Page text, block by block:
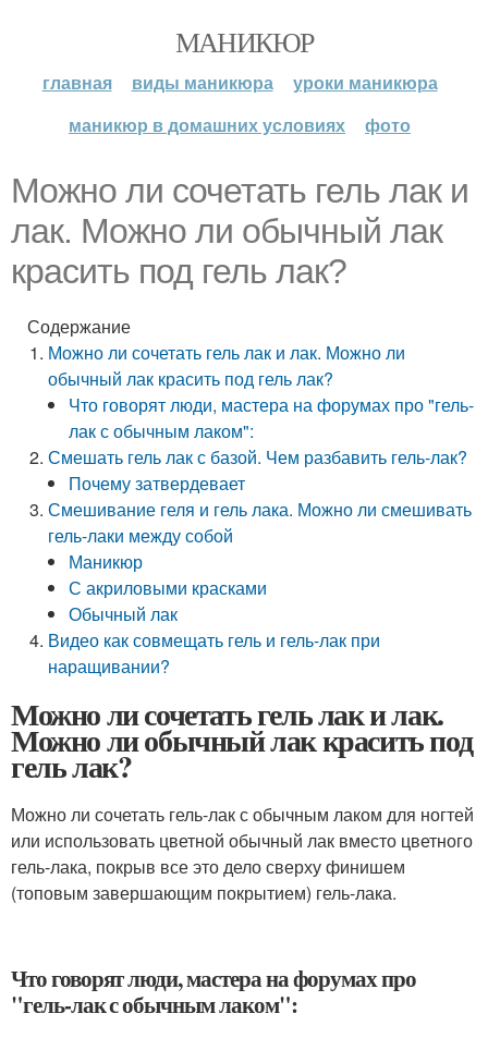
МАНИКЮР
главная виды маникюра
уроки маникюра
маникюр в домашних условиях
фото
Можно ли сочетать гель лак и
лак. Можно ли обычный лак
красить под гель лак?
Содержание
Можно ли сочетать гель лак и лак. Можно ли
обычный лак красить под гель лак?
Что говорят люди, мастера на форумах про "гель-
лак с обычным лаком":
Смешать гель лак с базой. Чем разбавить гель-лак?
Почему затвердевает
Смешивание геля и гель лака. Можно ли смешивать
гель-лаки между собой
Маникюр
С акриловыми красками
Обычный лак
Видео как совмещать гель и гель-лак при
наращивании?
Можно ли сочетать гель лак и лак.
Можно ли обычный лак красить под
гель лак?
Можно ли сочетать гель-лак с обычным лаком для ногтей
или использовать цветной обычный лак вместо цветного
гель-лака, покрыв все это дело сверху финишем
(топовым завершающим покрытием) гель-лака.
Что говорят люди, мастера на форумах про
"гель-лак с обычным лаком":